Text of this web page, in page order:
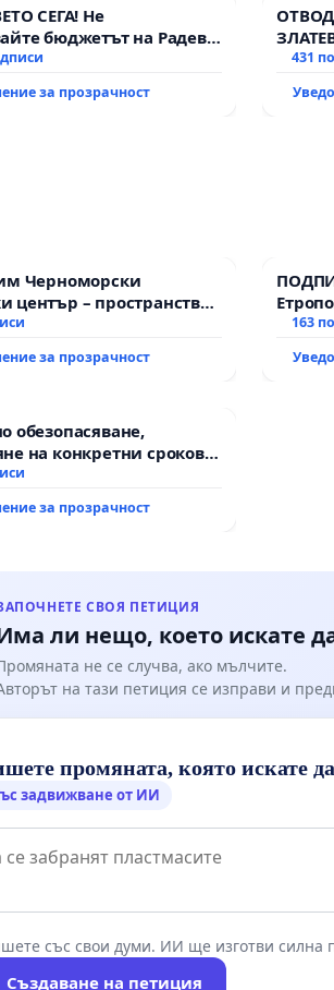
на път за болницата. Толкова и беше
държавата или липсата на такава.
на катастрофата са подавани
взети никакви мерки.
и мишките, които го населяват
СЕГА! Не
бюджетът на Радев
парите и правата ни в
за прозрачност
431
Черноморски
център – пространство
на Варна
за прозрачност
163
обезопасяване,
на конкретни срокове
на цялостна
път между пътен
за прозрачност
СВОЯ ПЕТИЦИЯ
ли нещо, което искате
не се случва, ако мълчите.
на тази петиция се изправи и
промяната, която искате
задвижване от ИИ
със свои думи. ИИ ще изготви силна
Създаване на петиция